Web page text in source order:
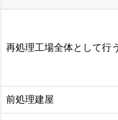
再処理工場全体として行
前処理建屋